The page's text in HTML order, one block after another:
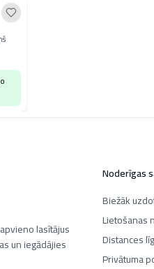
lasītājus
un iegādājies
Noderīgas
Biežāk
Lietošanas
Distances
Privātuma